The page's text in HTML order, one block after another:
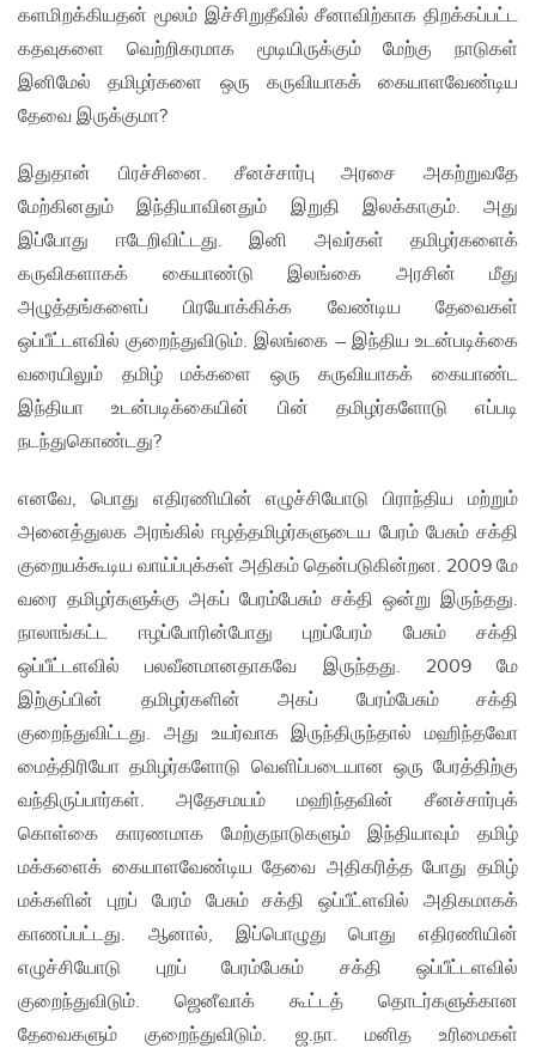
களமிறக்கியதன் மூலம் இச்சிறுதீவில் சீனாவிற்காக திறக்கப்பட்ட
கதவுகளை வெற்றிகரமாக மூடியிருக்கும் மேற்கு நாடுகள்
இனிமேல் தமிழர்களை ஒரு கருவியாகக் கையாளவேண்டிய
தேவை இருக்குமா?
இதுதான் பிரச்சினை. சீனச்சார்பு அரசை அகற்றுவதே
மேற்கினதும் இந்தியாவினதும் இறுதி இலக்காகும். அது
இப்போது ஈடேறிவிட்டது. இனி அவர்கள் தமிழர்களைக்
கருவிகளாகக் கையாண்டு இலங்கை அரசின் மீது
அழுத்தங்களைப் பிரயோக்கிக்க வேண்டிய தேவைகள்
ஒப்பீட்டளவில் குறைந்துவிடும். இலங்கை – இந்திய உடன்படிக்கை
வரையிலும் தமிழ் மக்களை ஒரு கருவியாகக் கையாண்ட
இந்தியா உடன்படிக்கையின் பின் தமிழர்களோடு எப்படி
நடந்துகொண்டது?
எனவே, பொது எதிரணியின் எழுச்சியோடு பிராந்திய மற்றும்
அனைத்துலக அரங்கில் ஈழத்தமிழர்களுடைய பேரம் பேசும் சக்தி
குறையக்கூடிய வாய்ப்புக்கள் அதிகம் தென்படுகின்றன. 2009 மே
வரை தமிழர்களுக்கு அகப் பேரம்பேசும் சக்தி ஒன்று இருந்தது.
நாலாங்கட்ட ஈழப்போரின்போது புறப்பேரம் பேசும் சக்தி
ஒப்பீட்டளவில் பலவீனமானதாகவே இருந்தது. 2009 மே
இற்குப்பின் தமிழர்களின் அகப் பேரம்பேசும் சக்தி
குறைந்துவிட்டது. அது உயர்வாக இருந்திருந்தால் மஹிந்தவோ
மைத்திரியோ தமிழர்களோடு வெளிப்படையான ஒரு பேரத்திற்கு
வந்திருப்பார்கள். அதேசமயம் மஹிந்தவின் சீனச்சார்புக்
கொள்கை காரணமாக மேற்குநாடுகளும் இந்தியாவும் தமிழ்
மக்களைக் கையாளவேண்டிய தேவை அதிகரித்த போது தமிழ்
மக்களின் புறப் பேரம் பேசும் சக்தி ஒப்பீட்ளவில் அதிகமாகக்
காணப்பட்டது. ஆனால், இப்பொழுது பொது எதிரணியின்
எழுச்சியோடு புறப் பேரம்பேசும் சக்தி ஒப்பீட்டளவில்
குறைந்துவிடும். ஜெனீவாக் கூட்டத் தொடர்களுக்கான
தேவைகளும் குறைந்துவிடும். ஜ.நா. மனித உரிமைகள்